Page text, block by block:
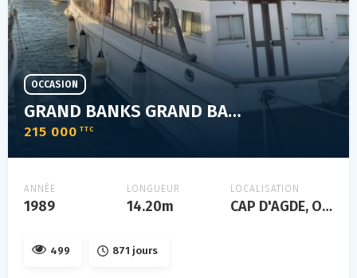
GRAND BANKS GRAND BANKS 46 CLASSIC
215 000 TTC
OCCASION
ANNÉE
1989
LONGUEUR
14.20m
LOCALISATION
CAP D'AGDE, Occitanie, FRANCE
499 871 jours